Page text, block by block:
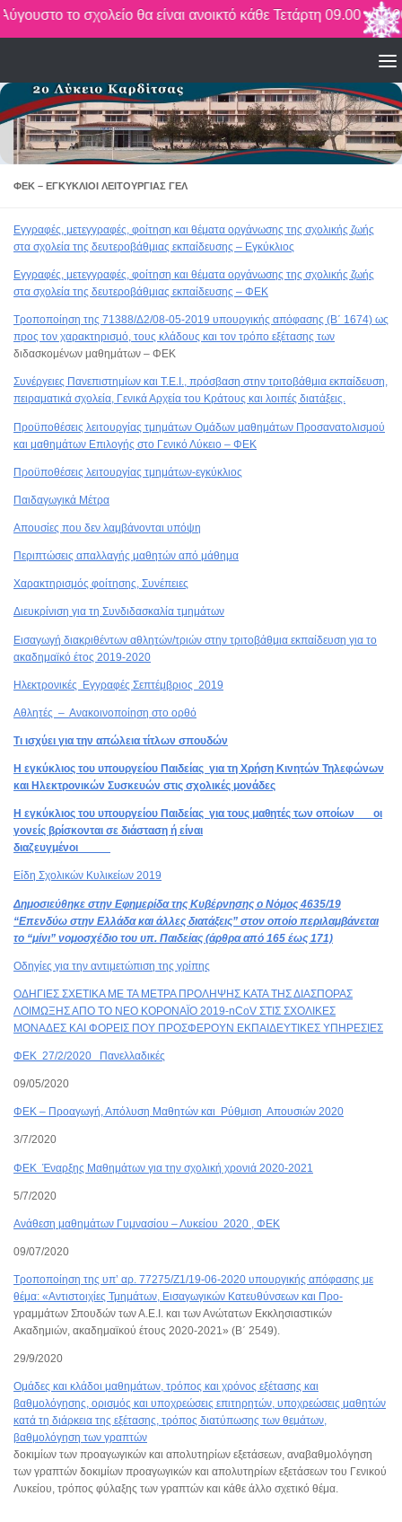
και Αύγουστο το σχολείο θα είναι ανοικτό κάθε Τετάρτη
Skip to content
ΦΕΚ – ΕΓΚΎΚΛΙΟΙ ΛΕΙΤΟΥΡΓΊΑΣ ΓΕΛ
Εγγραφές, μετεγγραφές, φοίτηση και θέματα οργάνωσης της σχολικής ζωής
στα σχολεία της δευτεροβάθμιας εκπαίδευσης – Εγκύκλιος
Εγγραφές, μετεγγραφές, φοίτηση και θέματα οργάνωσης της σχολικής ζωής
στα σχολεία της δευτεροβάθμιας εκπαίδευσης – ΦΕΚ
Τροποποίηση της 71388/Δ2/08-05-2019 υπουργικής απόφασης (Β΄ 1674) ως
προς τον χαρακτηρισμό, τους κλάδους και τον τρόπο εξέτασης των
διδασκομένων μαθημάτων – ΦΕΚ
Συνέργειες Πανεπιστημίων και Τ.Ε.Ι., πρόσβαση στην τριτοβάθμια εκπαίδευση,
πειραματικά σχολεία, Γενικά Αρχεία του Κράτους και λοιπές διατάξεις.
Προϋποθέσεις λειτουργίας τμημάτων Ομάδων μαθημάτων Προσανατολισμού
και μαθημάτων Επιλογής στο Γενικό Λύκειο – ΦΕΚ
Προϋποθέσεις λειτουργίας τμημάτων-εγκύκλιος
Παιδαγωγικά Μέτρα
Απουσίες που δεν λαμβάνονται υπόψη
Περιπτώσεις απαλλαγής μαθητών από μάθημα
Χαρακτηρισμός φοίτησης, Συνέπειες
Διευκρίνιση για τη Συνδιδασκαλία τμημάτων
Εισαγωγή διακριθέντων αθλητών/τριών στην τριτοβάθμια εκπαίδευση για το
ακαδημαϊκό έτος 2019-2020
Ηλεκτρονικές Εγγραφές Σεπτέμβριος 2019
Αθλητές – Ανακοινοποίηση στο ορθό
Τι ισχύει για την απώλεια τίτλων σπουδών
Η εγκύκλιος του υπουργείου Παιδείας για τη Χρήση Κινητών Τηλεφώνων
και Ηλεκτρονικών Συσκευών στις σχολικές μονάδες
Η εγκύκλιος του υπουργείου Παιδείας για τους μαθητές των οποίων οι
γονείς βρίσκονται σε διάσταση ή είναι
διαζευγμένοι
Είδη Σχολικών Κυλικείων 2019
Δημοσιεύθηκε στην Εφημερίδα της Κυβέρνησης ο Νόμος 4635/19
“Επενδύω στην Ελλάδα και άλλες διατάξεις” στον οποίο περιλαμβάνεται
το “μίνι” νομοσχέδιο του υπ. Παιδείας (άρθρα από 165 έως 171)
Οδηγίες για την αντιμετώπιση της γρίπης
ΟΔΗΓΙΕΣ ΣΧΕΤΙΚΑ ΜΕ ΤΑ ΜΕΤΡΑ ΠΡΟΛΗΨΗΣ ΚΑΤΑ ΤΗΣ ΔΙΑΣΠΟΡΑΣ
ΛΟΙΜΩΞΗΣ ΑΠΟ ΤΟ ΝΕΟ ΚΟΡΟΝΑΪΟ 2019-nCoV ΣΤΙΣ ΣΧΟΛΙΚΕΣ
ΜΟΝΑΔΕΣ ΚΑΙ ΦΟΡΕΙΣ ΠΟΥ ΠΡΟΣΦΕΡΟΥΝ ΕΚΠΑΙΔΕΥΤΙΚΕΣ ΥΠΗΡΕΣΙΕΣ
ΦΕΚ 27/2/2020 Πανελλαδικές
09/05/2020
ΦΕΚ – Προαγωγή, Απόλυση Μαθητών και Ρύθμιση Απουσιών 2020
3/7/2020
ΦΕΚ Έναρξης Μαθημάτων για την σχολική χρονιά 2020-2021
5/7/2020
Ανάθεση μαθημάτων Γυμνασίου – Λυκείου 2020 , ΦΕΚ
09/07/2020
Τροποποίηση της υπ’ αρ. 77275/Ζ1/19-06-2020 υπουργικής απόφασης με
θέμα: «Αντιστοιχίες Τμημάτων, Εισαγωγικών Κατευθύνσεων και Προ-
γραμμάτων Σπουδών των Α.Ε.Ι. και των Ανώτατων Εκκλησιαστικών
Ακαδημιών, ακαδημαϊκού έτους 2020-2021» (Β΄ 2549).
29/9/2020
Ομάδες και κλάδοι μαθημάτων, τρόπος και χρόνος εξέτασης και
βαθμολόγησης, ορισμός και υποχρεώσεις επιτηρητών, υποχρεώσεις μαθητών
κατά τη διάρκεια της εξέτασης, τρόπος διατύπωσης των θεμάτων,
βαθμολόγηση των γραπτών
δοκιμίων των προαγωγικών και απολυτηρίων εξετάσεων, αναβαθμολόγηση
των γραπτών δοκιμίων προαγωγικών και απολυτηρίων εξετάσεων του Γενικού
Λυκείου, τρόπος φύλαξης των γραπτών και κάθε άλλο σχετικό θέμα.